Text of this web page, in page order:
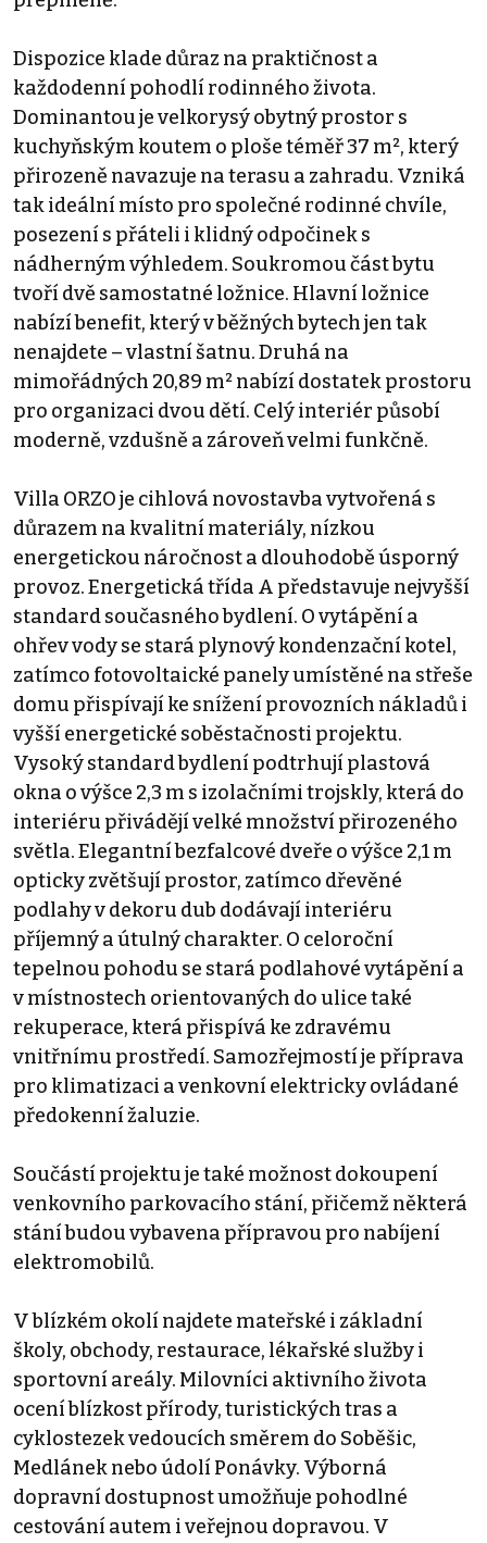
Dispozice klade důraz na praktičnost a
každodenní pohodlí rodinného života.
Dominantou je velkorysý obytný prostor s
kuchyňským koutem o ploše téměř 37 m², který
přirozeně navazuje na terasu a zahradu. Vzniká
tak ideální místo pro společné rodinné chvíle,
posezení s přáteli i klidný odpočinek s
nádherným výhledem. Soukromou část bytu
tvoří dvě samostatné ložnice. Hlavní ložnice
nabízí benefit, který v běžných bytech jen tak
nenajdete – vlastní šatnu. Druhá na
mimořádných 20,89 m² nabízí dostatek prostoru
pro organizaci dvou dětí. Celý interiér působí
moderně, vzdušně a zároveň velmi funkčně.
Villa ORZO je cihlová novostavba vytvořená s
důrazem na kvalitní materiály, nízkou
energetickou náročnost a dlouhodobě úsporný
provoz. Energetická třída A představuje nejvyšší
standard současného bydlení. O vytápění a
ohřev vody se stará plynový kondenzační kotel,
zatímco fotovoltaické panely umístěné na střeše
domu přispívají ke snížení provozních nákladů i
vyšší energetické soběstačnosti projektu.
Vysoký standard bydlení podtrhují plastová
okna o výšce 2,3 m s izolačními trojskly, která do
interiéru přivádějí velké množství přirozeného
světla. Elegantní bezfalcové dveře o výšce 2,1 m
opticky zvětšují prostor, zatímco dřevěné
podlahy v dekoru dub dodávají interiéru
příjemný a útulný charakter. O celoroční
tepelnou pohodu se stará podlahové vytápění a
v místnostech orientovaných do ulice také
rekuperace, která přispívá ke zdravému
vnitřnímu prostředí. Samozřejmostí je příprava
pro klimatizaci a venkovní elektricky ovládané
předokenní žaluzie.
Součástí projektu je také možnost dokoupení
venkovního parkovacího stání, přičemž některá
stání budou vybavena přípravou pro nabíjení
elektromobilů.
V blízkém okolí najdete mateřské i základní
školy, obchody, restaurace, lékařské služby i
sportovní areály. Milovníci aktivního života
ocení blízkost přírody, turistických tras a
cyklostezek vedoucích směrem do Soběšic,
Medlánek nebo údolí Ponávky. Výborná
dopravní dostupnost umožňuje pohodlné
cestování autem i veřejnou dopravou. V